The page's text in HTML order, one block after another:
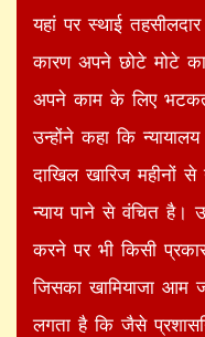
यहां पर स्थाई
कारण अपने छोटे मोटे
अपने काम के लिए
उन्होंने कहा कि
दाखिल खारिज महीनों
न्याय पाने से वंचित है।
करने पर भी किसी
जिसका खामियाजा आम
लगता है कि जैसे